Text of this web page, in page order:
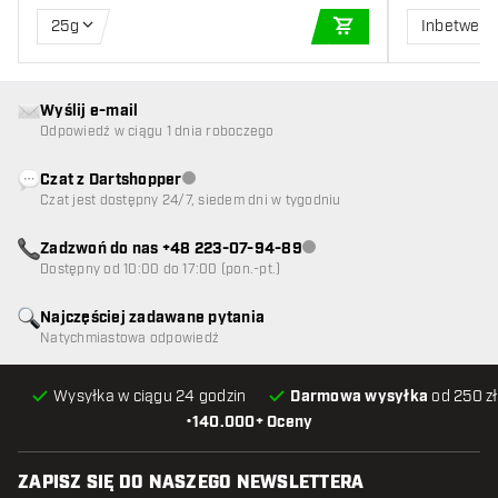
25g
DODAJ DO
Inbetween
•140.000+ Oceny
Wysyłka w ciągu 24 godzin Darmowa wysyłka od 250
Najczęściej zadawane pytania
Natychmiastowa odpowiedź
Wyślij e-mail
Odpowiedź w ciągu 1 dnia roboczego
Czat z DartshopperObsługa klienta niedostępna
Czat jest dostępny 24/7, siedem dni w tygodniu
Zadzwoń do nas +48 223-07-94-89Obsługa klienta niedostępna
Dostępny od 10:00 do 17:00 (pon.-pt.)
ZAPISZ SIĘ DO NASZEGO NEWSLETTERA